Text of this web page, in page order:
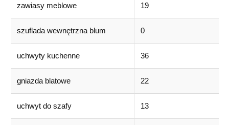
zawiasy meblowe 19
szuflada wewnętrzna blum 0
uchwyty kuchenne 36
gniazda blatowe 22
uchwyt do szafy 13